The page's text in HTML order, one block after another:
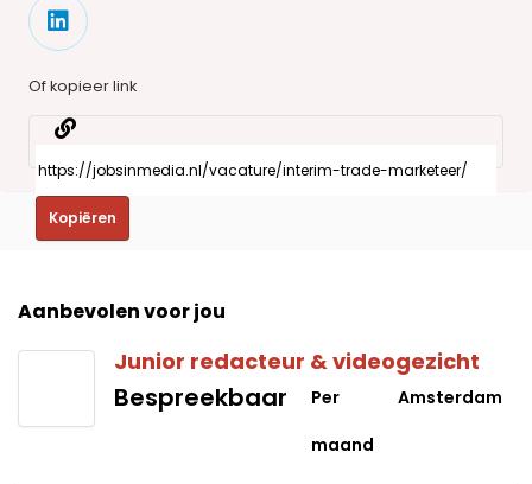
Of kopieer link
Kopiëren
Aanbevolen voor jou
Junior redacteur & videogezicht
Bespreekbaar
Per
maand
Amsterdam